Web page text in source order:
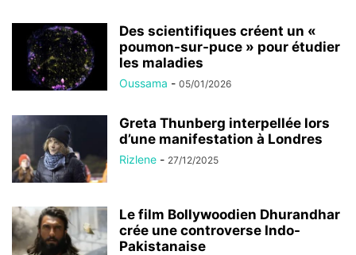
Des scientifiques créent un «
poumon-sur-puce » pour étudier
les maladies
Oussama - 05/01/2026
Greta Thunberg interpellée lors
d’une manifestation à Londres
Rizlene - 27/12/2025
Le film Bollywoodien Dhurandhar
crée une controverse Indo-
Pakistanaise